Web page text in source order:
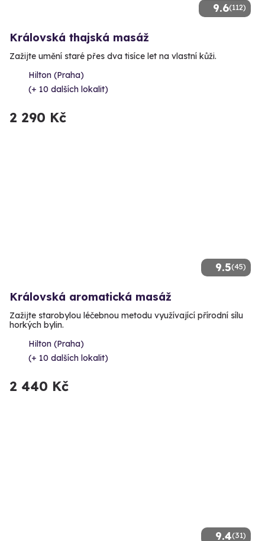
9.6(112)
Královská thajská masáž
Zažijte umění staré přes dva tisíce let na vlastní kůži.
Hilton (Praha)
(+ 10 dalších lokalit)
2 290 Kč
9.5(45)
Královská aromatická masáž
Zažijte starobylou léčebnou metodu využívající přírodní sílu
horkých bylin.
Hilton (Praha)
(+ 10 dalších lokalit)
2 440 Kč
9.4(31)